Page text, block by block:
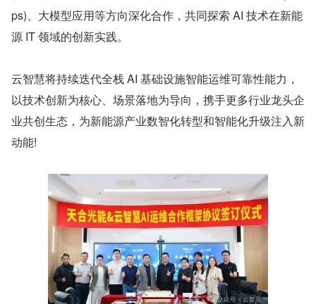
ps)、大模型应用等方向深化合作，共同探索 AI 技术在新能
源 IT 领域的创新实践。
云智慧将持续迭代全栈 AI 基础设施智能运维可靠性能力，
以技术创新为核心、场景落地为导向，携手更多行业龙头企
业共创生态，为新能源产业数智化转型和智能化升级注入新
动能!